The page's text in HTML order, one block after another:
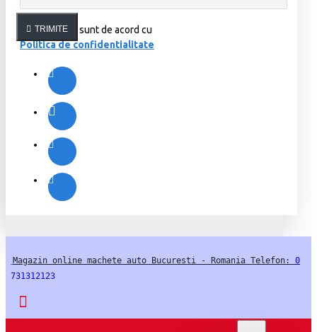
TRIMITE
Am citit şi sunt de acord cu
Politica de confidentialitate
Magazin online machete auto Bucuresti - Romania Telefon: 0
731312123